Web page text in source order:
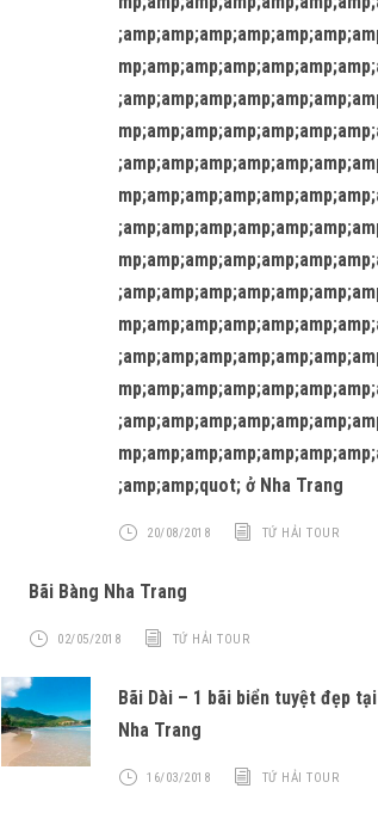
;amp;amp;quot; ở Nha Trang
20/08/2018 TỨ HẢI TOUR
Bãi Bàng Nha Trang
02/05/2018 TỨ HẢI TOUR
Bãi Dài – 1 bãi biển tuyệt đẹp tại
Nha Trang
16/03/2018 TỨ HẢI TOUR